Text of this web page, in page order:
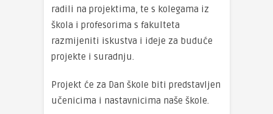
radili na projektima, te s kolegama iz
škola i profesorima s fakulteta
razmijeniti iskustva i ideje za buduće
projekte i suradnju.
Projekt će za Dan škole biti predstavljen
učenicima i nastavnicima naše škole.